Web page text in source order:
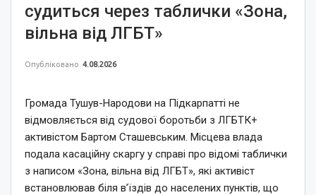
судиться через таблички «Зона,
вільна від ЛГБТ»
Опубліковано 4.08.2026
Громада Тушув-Народови на Підкарпатті не
відмовляється від судової боротьби з ЛГБТК+
активістом Бартом Сташевським. Місцева влада
подала касаційну скаргу у справі про відомі таблички
з написом «Зона, вільна від ЛГБТ», які активіст
встановлював біля в’їздів до населених пунктів, що